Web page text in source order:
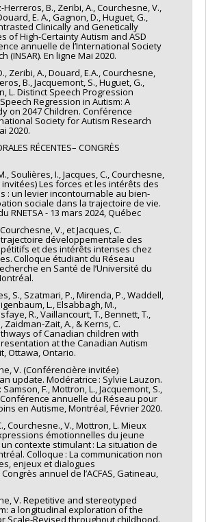
Herreros, B., Zeribi, A., Courchesne, V.,
E. A., Gagnon, D., Huguet, G.,
Clinically and Genetically
of High-Certainty Autism and ASD
annuelle de l’International Society
(INSAR). En ligne Mai 2020.
Zeribi, A., Douard, E.A., Courchesne,
B., Jacquemont, S., Huguet, G.,
L. Distinct Speech Progression
Regression in Autism: A
on 2047 Children. Conférence
Society for Autism Research
2020.
RÉCENTES– CONGRÈS
Soulières, I., Jacques, C., Courchesne,
Les forces et les intérêts des
: un levier incontournable au bien-
sociale dans la trajectoire de vie.
RNETSA - 13 mars 2024, Québec
V., et Jacques, C.
développementale des
et des intérêts intenses chez
Colloque étudiant du Réseau
en Santé de l’Université du
S., Szatmari, P., Mirenda, P., Waddell,
L., Elsabbagh, M.,
R., Vaillancourt, T., Bennett, T.,
Zaidman-Zait, A., & Kerns, C.
of Canadian children with
at the Canadian Autism
Ottawa, Ontario.
V. (Conférencière invitée)
update. Modératrice : Sylvie Lauzon.
F., Mottron, L., Jacquemont, S.,
Conférence annuelle du Réseau pour
en Autisme, Montréal, Février 2020.
Courchesne., V., Mottron, L. Mieux
émotionnelles du jeune
contexte stimulant : La situation de
Colloque : La communication non
enjeux et dialogues
annuel de l’ACFAS, Gatineau,
V. Repetitive and stereotyped
a longitudinal exploration of the
Scale-Revised throughout childhood.